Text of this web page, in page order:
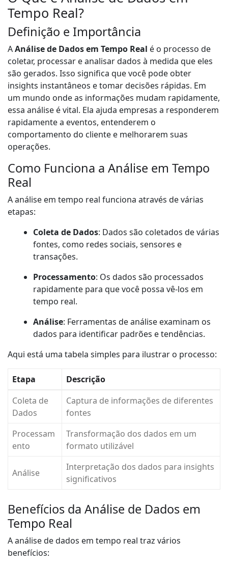
Tempo Real?
Definição e Importância
AAnálise de Dados em Tempo Real é o processo de
coletar, processar e analisar dados à medida que eles
são gerados. Isso significa que você pode obter
insights instantâneos e tomar decisões rápidas. Em
um mundo onde as informações mudam rapidamente,
essa análise é vital. Ela ajuda empresas a responderem
rapidamente a eventos, entenderem o
comportamento do cliente e melhorarem suas
operações.
Como Funciona a Análise em Tempo
Real
A análise em tempo real funciona através de várias
etapas:
Coleta de Dados: Dados são coletados de várias
fontes, como redes sociais, sensores e
transações.
Processamento: Os dados são processados
rapidamente para que você possa vê-los em
tempo real.
Análise: Ferramentas de análise examinam os
dados para identificar padrões e tendências.
Aqui está uma tabela simples para ilustrar o processo:
Etapa
Descrição
Coleta de
Dados
Captura de informações de diferentes
fontes
Processam
ento
Transformação dos dados em um
formato utilizável
Análise
Interpretação dos dados para insights
significativos
Benefícios da Análise de Dados em
Tempo Real
A análise de dados em tempo real traz vários
benefícios: